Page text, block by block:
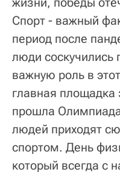
Спорт - важный
период после
люди соскучились
важную роль в
главная площадка
прошла
людей приходят
спортом. День
который всегда с